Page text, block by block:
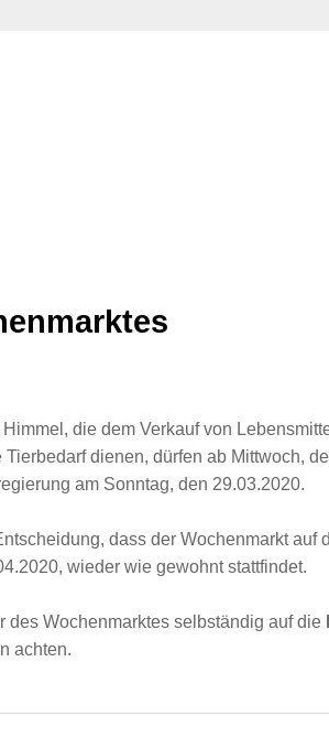
die dem Verkauf von
dienen, dürfen ab Mittwoch,
am Sonntag, den 29.03.2020.
dass der Wochenmarkt auf
wieder wie gewohnt stattfindet.
des Wochenmarktes selbständig auf die
achten.